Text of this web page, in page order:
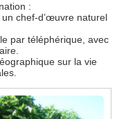
:
chef-d’œuvre naturel
par téléphérique, avec
sur la vie